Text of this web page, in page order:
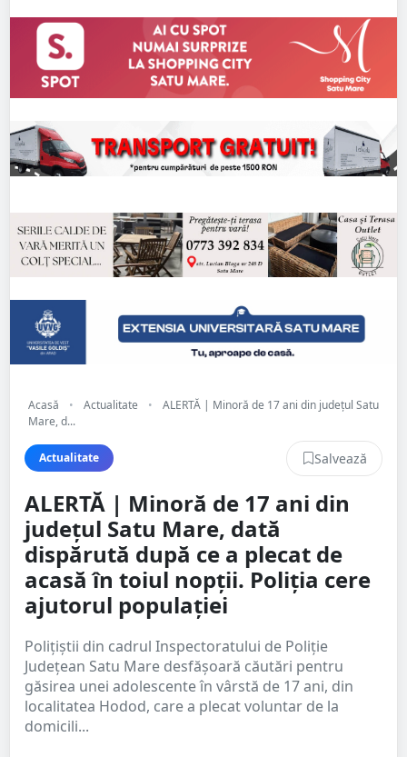
Acasă • Actualitate •
ALERTĂ | Minoră de 17 ani din județul Satu
Mare, d...
Actualitate Salvează
ALERTĂ | Minoră de 17 ani din
județul Satu Mare, dată
dispărută după ce a plecat de
acasă în toiul nopții. Poliția cere
ajutorul populației
Polițiștii din cadrul Inspectoratului de Poliție
Județean Satu Mare desfășoară căutări pentru
găsirea unei adolescente în vârstă de 17 ani, din
localitatea Hodod, care a plecat voluntar de la
domicili...